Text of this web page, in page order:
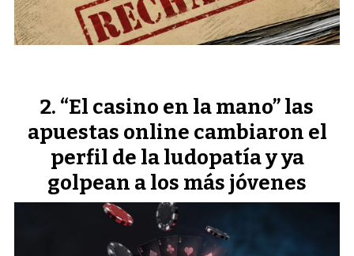
“El casino en la mano” las
apuestas online cambiaron el
perfil de la ludopatía y ya
golpean a los más jóvenes